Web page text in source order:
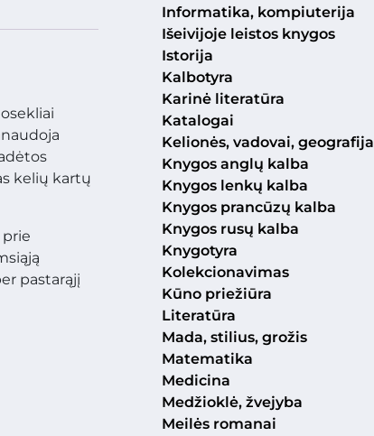
kelių kartų
pastarąjį
Informatika, kompiuterija
Išeivijoje leistos knygos
Istorija
Kalbotyra
Karinė literatūra
Katalogai
Kelionės, vadovai, geografija
Knygos anglų kalba
Knygos lenkų kalba
Knygos prancūzų kalba
Knygos rusų kalba
Knygotyra
Kolekcionavimas
Kūno priežiūra
Literatūra
Mada, stilius, grožis
Matematika
Medicina
Medžioklė, žvejyba
Meilės romanai